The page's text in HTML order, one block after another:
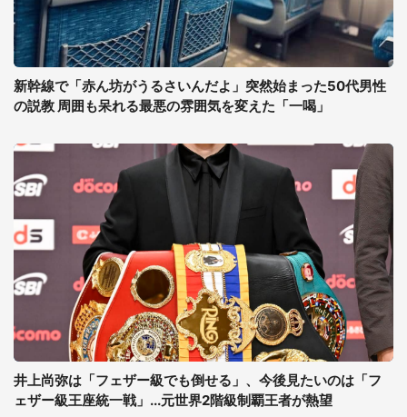
新幹線で「赤ん坊がうるさいんだよ」突然始まった50代男性
の説教 周囲も呆れる最悪の雰囲気を変えた「一喝」
井上尚弥は「フェザー級でも倒せる」、今後見たいのは「フ
ェザー級王座統一戦」...元世界2階級制覇王者が熱望